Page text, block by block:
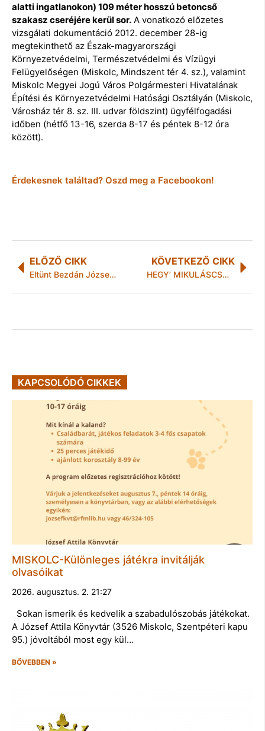
alatti ingatlanokon) 109 méter hosszú betoncső
szakasz cseréjére kerül sor. A vonatkozó előzetes
vizsgálati dokumentáció 2012. december 28-ig
megtekinthető az Észak-magyarországi
Környezetvédelmi, Természetvédelmi és Vízügyi
Felügyelőségen (Miskolc, Mindszent tér 4. sz.), valamint
Miskolc Megyei Jogú Város Polgármesteri Hivatalának
Építési és Környezetvédelmi Hatósági Osztályán (Miskolc,
Városház tér 8. sz. III. udvar földszint) ügyfélfogadási
időben (hétfő 13-16, szerda 8-17 és péntek 8-12 óra
között).
Érdekesnek találtad? Oszd meg a Facebookon!
ELŐZŐ CIKK
Eltünt Bezdán Józsefné
KÖVETKEZŐ CIKK
HEGY’ MIKULÁSCSOMAG AZ ELSŐ NEVEKKEL
KAPCSOLÓDÓ CIKKEK
MISKOLC-Különleges játékra invitálják
olvasóikat
2026. augusztus. 2. 21:27
Sokan ismerik és kedvelik a szabadulószobás játékokat.
A József Attila Könyvtár (3526 Miskolc, Szentpéteri kapu
95.) jóvoltából most egy kül…
BŐVEBBEN »